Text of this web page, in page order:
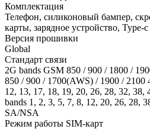
Комплектация
Телефон, силиконовый бампер,
карты, зарядное устройство, Type-c
Версия прошивки
Global
Стандарт связи
2G bands GSM 850 / 900 / 1800 /
850 / 900 / 1700(AWS) / 1900 / 2100
12, 13, 17, 18, 19, 20, 26, 28, 32, 38,
bands 1, 2, 3, 5, 7, 8, 12, 20, 26, 28,
SA/NSA
Режим работы SIM-карт